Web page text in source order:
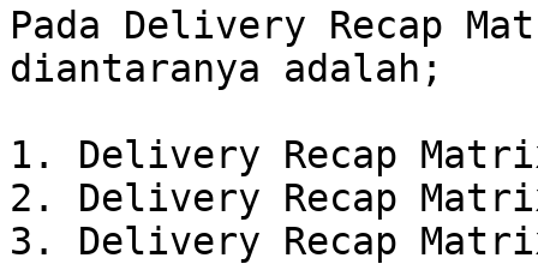
Pada Delivery Recap
diantaranya adalah;
1. Delivery Recap
2. Delivery Recap
3. Delivery Recap